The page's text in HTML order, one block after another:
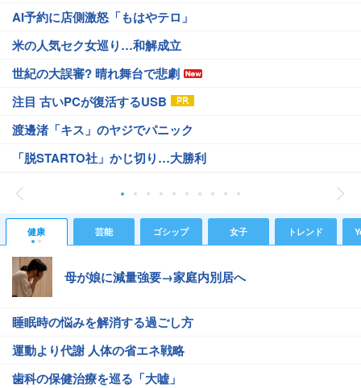
AI予約に店側激怒「もはやテロ」
米の人気セク女巡り…和解成立
世紀の大誤審? 晴れ舞台で悲劇
注目 古いPCが復活するUSB
渡邊渚「キス」のヤジでパニック
「脱STARTO社」かじ切り…大勝利
健康 芸能 ゴシップ 女子 トレンド
母が娘に減量強要→家庭内別居へ
睡眠時の悩みを解消する過ごし方
運動より代謝 人体の省エネ戦略
歯科の保健治療を巡る「大嘘」